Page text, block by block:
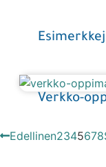
Verkko-
Edellinen2345678